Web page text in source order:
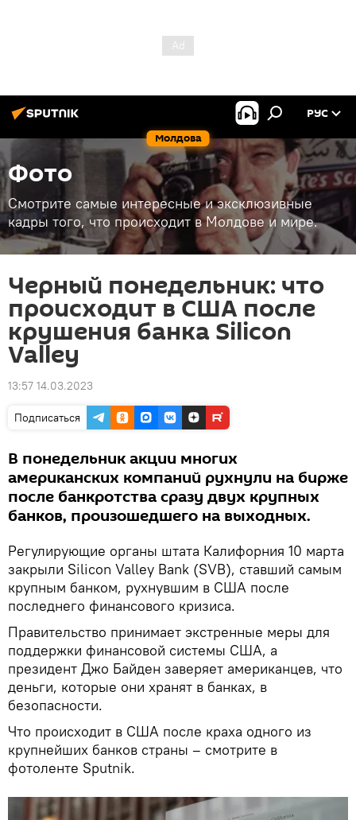
Молдова
РУС
Фото
Смотрите самые интересные и эксклюзивные
кадры того, что происходит в Молдове и мире.
Черный понедельник: что
происходит в США после
крушения банка Silicon
Valley
13:57 14.03.2023
Подписаться
В понедельник акции многих
американских компаний рухнули на бирже
после банкротства сразу двух крупных
банков, произошедшего на выходных.
Регулирующие органы штата Калифорния 10 марта
закрыли Silicon Valley Bank (SVB), ставший самым
крупным банком, рухнувшим в США после
последнего финансового кризиса.
Правительство принимает экстренные меры для
поддержки финансовой системы США, а
президент Джо Байден заверяет американцев, что
деньги, которые они хранят в банках, в
безопасности.
Что происходит в США после краха одного из
крупнейших банков страны – смотрите в
фотоленте Sputnik.